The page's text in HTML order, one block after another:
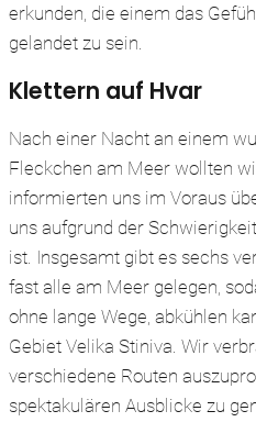
erkunden, die einem das
gelandet zu sein.
Klettern auf Hvar
Nach einer Nacht an einem
Fleckchen am Meer wollten
informierten uns im Voraus
uns aufgrund der
ist. Insgesamt gibt es sechs
fast alle am Meer gelegen,
ohne lange Wege, abkühlen
Gebiet Velika Stiniva. Wir
verschiedene Routen
spektakulären Ausblicke zu